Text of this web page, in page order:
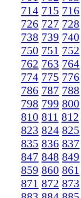
714 715 716
726 727 728
738 739 740
750 751 752
762 763 764
774 775 776
786 787 788
798 799 800
810 811 812
823 824 825
835 836 837
847 848 849
859 860 861
871 872 873